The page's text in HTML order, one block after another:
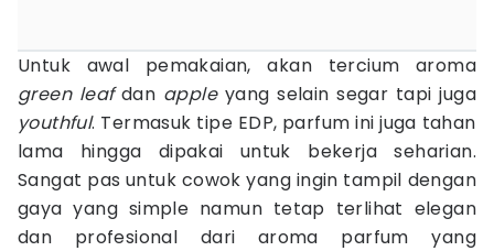
Untuk awal pemakaian, akan tercium aroma
green leafdan apple yang selain segar tapi juga
youthful. Termasuk tipe EDP, parfum ini juga tahan
lama hingga dipakai untuk bekerja seharian.
Sangat pas untuk cowok yang ingin tampil dengan
gaya yang simple namun tetap terlihat elegan
dan profesional dari aroma parfum yang